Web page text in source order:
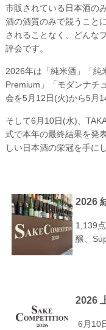
市販されている日本酒の
酒の酒質のみで競うこと
されることなく、どんな
評会です。
2026年は「純米酒」「純
Premium」「モダンナチ
会を5月12日(火)から5月
そして6月10日(水)、
式で本年の最終結果を発
しい日本酒の栄冠を手に
2026
1,139
醸、
2026
6月10